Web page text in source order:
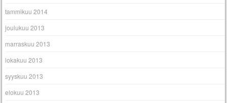
tammikuu 2014
joulukuu 2013
marraskuu 2013
lokakuu 2013
syyskuu 2013
elokuu 2013